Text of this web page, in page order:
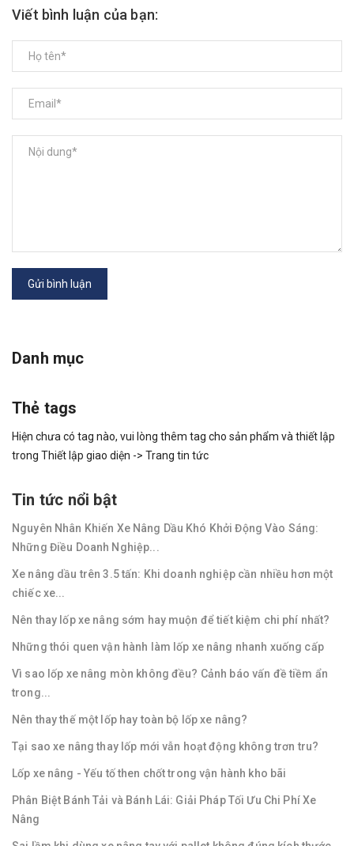
Viết bình luận của bạn:
Gửi bình luận
Danh mục
Thẻ tags
Hiện chưa có tag nào, vui lòng thêm tag cho sản phẩm và thiết lập
trong Thiết lập giao diện -> Trang tin tức
Tin tức nổi bật
Nguyên Nhân Khiến Xe Nâng Dầu Khó Khởi Động Vào Sáng:
Những Điều Doanh Nghiệp...
Xe nâng dầu trên 3.5 tấn: Khi doanh nghiệp cần nhiều hơn một
chiếc xe...
Nên thay lốp xe nâng sớm hay muộn để tiết kiệm chi phí nhất?
Những thói quen vận hành làm lốp xe nâng nhanh xuống cấp
Vì sao lốp xe nâng mòn không đều? Cảnh báo vấn đề tiềm ẩn
trong...
Nên thay thế một lốp hay toàn bộ lốp xe nâng?
Tại sao xe nâng thay lốp mới vẫn hoạt động không trơn tru?
Lốp xe nâng - Yếu tố then chốt trong vận hành kho bãi
Phân Biệt Bánh Tải và Bánh Lái: Giải Pháp Tối Ưu Chi Phí Xe
Nâng